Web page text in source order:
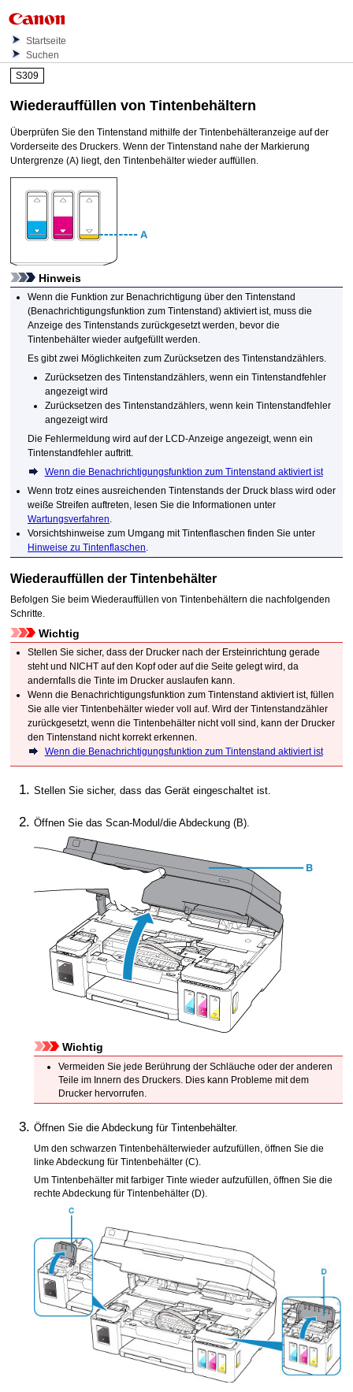
Startseite
Suchen
S309
Wiederauffüllen von Tintenbehältern
Überprüfen Sie den Tintenstand mithilfe der Tintenbehälteranzeige auf der
Vorderseite des Druckers. Wenn der Tintenstand nahe der Markierung
Untergrenze (A) liegt, denTintenbehälter wieder auffüllen.
Hinweis
Wenn die Funktion zur Benachrichtigung über den Tintenstand
(Benachrichtigungsfunktion zum Tintenstand) aktiviert ist, muss die
Anzeige des Tintenstands zurückgesetzt werden, bevor die
Tintenbehälter wieder aufgefüllt werden.
Es gibt zwei Möglichkeiten zum Zurücksetzen des Tintenstandzählers.
Zurücksetzen des Tintenstandzählers, wenn ein Tintenstandfehler
angezeigt wird
Zurücksetzen des Tintenstandzählers, wenn kein Tintenstandfehler
angezeigt wird
Die Fehlermeldung wird auf der LCD-Anzeige angezeigt, wenn ein
Tintenstandfehler auftritt.
Wenn die Benachrichtigungsfunktion zum Tintenstand aktiviert ist
Wenn trotz eines ausreichenden Tintenstands der Druck blass wird oder
weiße Streifen auftreten, lesen Sie die Informationen unter
Wartungsverfahren.
Vorsichtshinweise zum Umgang mit Tintenflaschen finden Sie unter
Hinweise zu Tintenflaschen.
Wiederauffüllen der Tintenbehälter
Befolgen Sie beim Wiederauffüllen vonTintenbehältern die nachfolgenden
Schritte.
Wichtig
Stellen Sie sicher, dass der Drucker nach der Ersteinrichtung gerade
steht und NICHT auf den Kopf oder auf die Seite gelegt wird, da
andernfalls die Tinte im Drucker auslaufen kann.
Wenn die Benachrichtigungsfunktion zum Tintenstand aktiviert ist, füllen
Sie alle vierTintenbehälter wieder voll auf. Wird der Tintenstandzähler
zurückgesetzt, wenn dieTintenbehälter nicht voll sind, kann der Drucker
den Tintenstand nicht korrekt erkennen.
Wenn die Benachrichtigungsfunktion zum Tintenstand aktiviert ist
Stellen Sie sicher, dass das Gerät eingeschaltet ist.
Öffnen Sie dasScan-Modul/die Abdeckung (B).
Wichtig
Vermeiden Sie jede Berührung der Schläuche oder der anderen
Teile im Innern des Druckers.
Dies kann Probleme mit dem
Druckerhervorrufen.
Öffnen Sie dieAbdeckung für Tintenbehälter.
Um den schwarzenTintenbehälterwieder aufzufüllen, öffnen Sie die
linkeAbdeckung für Tintenbehälter (C).
UmTintenbehälter mit farbiger Tinte wieder aufzufüllen, öffnen Sie die
rechteAbdeckung für Tintenbehälter (D).